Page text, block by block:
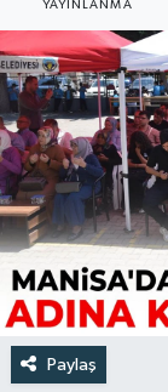
YAYINLANMA
Paylaş
Türkiye
Yaşam